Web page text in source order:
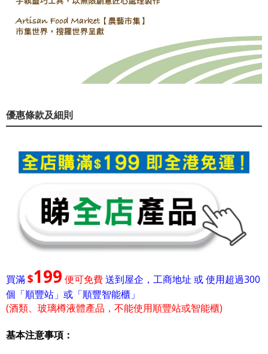
優惠條款及細則
買滿$199 便可免費送到屋企，工商地址 或 使用超過300
個「順豐站」或「順豐智能櫃」
(酒類、玻璃樽液體產品，不能使用順豐站或智能櫃)
基本注意事項：